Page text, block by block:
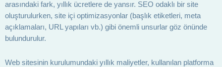
arasındaki fark, yıllık ücretlere de yansır. SEO odaklı bir site
oluşturulurken, site içi optimizasyonlar (başlık etiketleri, meta
açıklamaları, URL yapıları vb.) gibi önemli unsurlar göz önünde
bulundurulur.
Web sitesinin kurulumundaki yıllık maliyetler, kullanılan platforma